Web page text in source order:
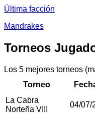
Última facción
Mandrakes
Torneos
Los 5 mejores torneos
Torneo
La Cabra
Norteña VIII
04/07/